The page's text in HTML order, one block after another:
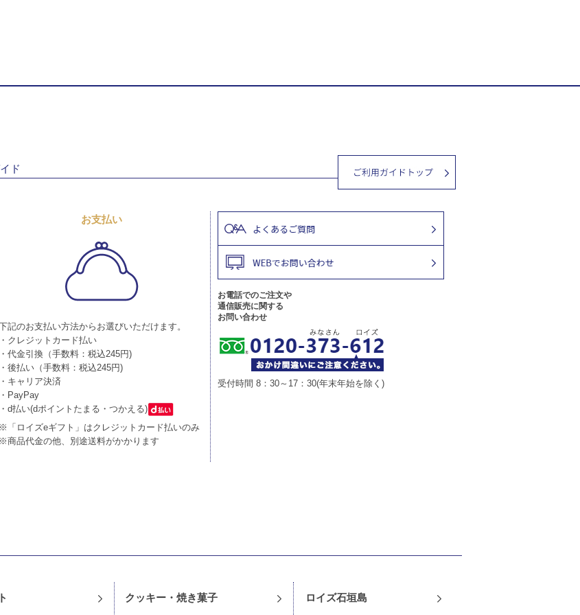
ド
お支払い
記のお支払い方法からお選びいただけます。
・クレジットカード払い
・代金引換（手数料：税込245円)
・後払い（手数料：税込245円)
・キャリア決済
・PayPay
・d払い(dポイントたまる・つかえる)
※「ロイズeギフト」はクレジットカード払いのみ
※商品代金の他、別途送料がかかります
お電話でのご注文や
通信販売に関する
お問い合わせ
受付時間 8：30～17：30(年末年始を除く)
クッキー・焼き菓子 ロイズ石垣島